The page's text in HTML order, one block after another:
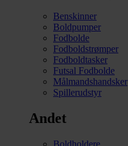
Benskinner
Boldpumper
Fodbolde
Fodboldstrømper
Fodboldtasker
Futsal Fodbolde
Målmandshandsker
Spillerudstyr
Andet
Boldholdere